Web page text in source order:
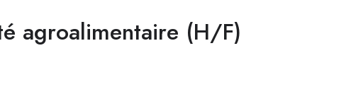
agroalimentaire (H/F)